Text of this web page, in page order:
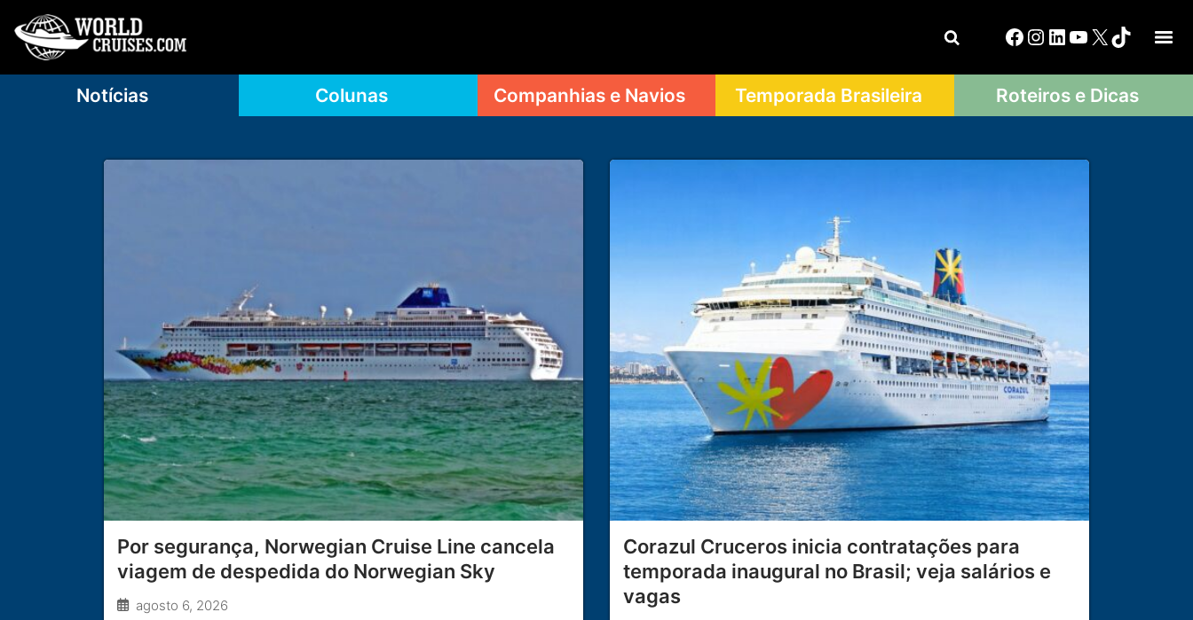
Notícias Colunas Companhias e Navios Temporada Brasileira Roteiros e Dicas
Por segurança, Norwegian Cruise Line cancela
viagem de despedida do Norwegian Sky
agosto 6, 2026
Corazul Cruceros inicia contratações para
temporada inaugural no Brasil; veja salários e
vagas